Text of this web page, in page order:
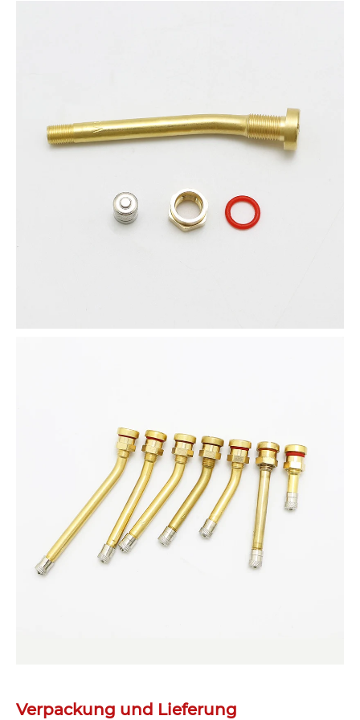
Verpackung und Lieferung